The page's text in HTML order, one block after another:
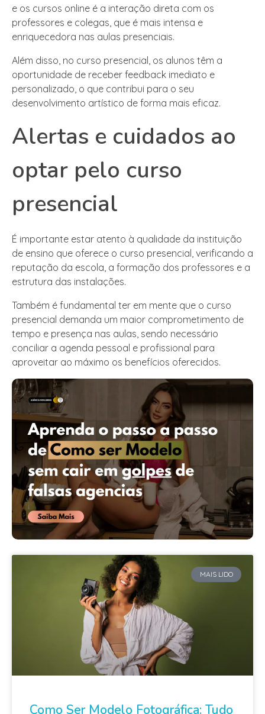
e os cursos online é a interação direta com os
professores e colegas, que é mais intensa e
enriquecedora nas aulas presenciais.
Além disso, no curso presencial, os alunos têm a
oportunidade de receber feedback imediato e
personalizado, o que contribui para o seu
desenvolvimento artístico de forma mais eficaz.
Alertas e cuidados ao
optar pelo curso
presencial
É importante estar atento à qualidade da instituição
de ensino que oferece o curso presencial, verificando a
reputação da escola, a formação dos professores e a
estrutura das instalações.
Também é fundamental ter em mente que o curso
presencial demanda um maior comprometimento de
tempo e presença nas aulas, sendo necessário
conciliar a agenda pessoal e profissional para
aproveitar ao máximo os benefícios oferecidos.
MAIS LIDO
Como Ser Modelo Fotográfica: Tudo